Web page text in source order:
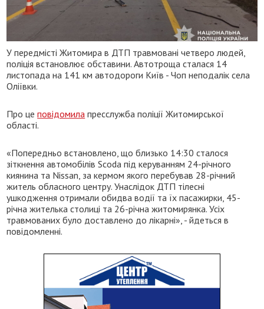
У передмісті Житомира в ДТП травмовані четверо людей,
поліція встановлює обставини. Автотроща сталася 14
листопада на 141 км автодороги Київ - Чоп неподалік села
Оліївки.
Про цеповідомила пресслужба поліції Житомирської
області.
«Попередньо встановлено, що близько 14:30 сталося
зіткнення автомобілів Scoda під керуванням 24-річного
киянина та Nissan, за кермом якого перебував 28-річний
житель обласного центру. Унаслідок ДТП тілесні
ушкодження отримали обидва водії та їх пасажирки, 45-
річна жителька столиці та 26-річна житомирянка. Усіх
травмованих було доставлено до лікарні», - йдеться в
повідомленні.